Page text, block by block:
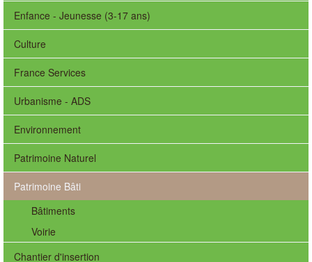
Enfance - Jeunesse (3-17 ans)
Culture
France Services
Urbanisme - ADS
Environnement
Patrimoine Naturel
Patrimoine Bâti
Bâtiments
Voirie
Chantier d'insertion